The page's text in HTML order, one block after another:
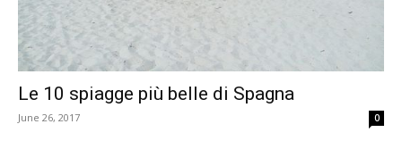
Le 10 spiagge più belle di Spagna
June 26, 2017 0